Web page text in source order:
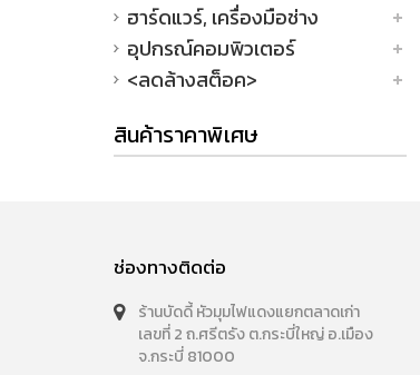
ฮาร์ดแวร์, เครื่องมือช่าง
อุปกรณ์คอมพิวเตอร์
<ลดล้างสต็อค>
สินค้าราคาพิเศษ
ช่องทางติดต่อ
ร้านบัดดี้ หัวมุมไฟแดงแยกตลาดเก่า
เลขที่ 2 ถ.ศรีตรัง ต.กระบี่ใหญ่ อ.เมือง
จ.กระบี่ 81000